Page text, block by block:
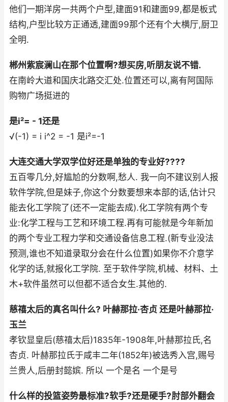
他们一期洋房一共两个户型,建面91和建面99,都是板式
结构,户型比较方正通透,建面99那个还有个大横厅,厨卫
全明.
郴州紫宸澜山在那个位置啊?想买房,听朋友说不错.
在南岭大道和国庆北路交汇处.位置还可以,离有阿国际
购物广场挺进的
是i²= - 1还是
√(-1) = i i^2 = -1 是i²=-1
大连交通大学双学位好还是单独的专业好????
五百零几分,好尴尬的分数啊,愁人. 我一向不建议别人报
软件学院,但是妹子,你这个分数要想来本部的话,估计只
能去化工学院了(还不一定能去成).化工学院有两个专
业:化学工程与工艺和环境工程.再有可能就是今年新加
的两个专业工程力学和交通设备信息工程.(新专业没法
预测,谁也不知道录取分会在什么位置)如果你不介意学
化学的话,就报化工学院. 至于软件学院,机械、材料、土
木+软件虽然可以但都不适合女生.其他的.
慈禧太后的真名叫什么? 叶赫那拉·杏贞 还是叶赫那拉·
玉兰
孝钦显皇后(慈禧太后)1835年-1908年,叶赫那拉氏,名
杏贞. 叶赫那拉氏于咸丰二年(1852年)被选秀入宫,赐号
兰贵人,后册封懿嫔. 所以 一个是名 一个是号
什么样的投篮姿势最标准?软手?还是硬手?肘部外翻会